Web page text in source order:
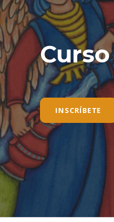
INSCRÍBETE